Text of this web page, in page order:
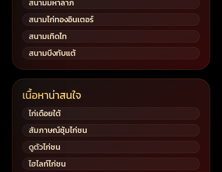
สนามมหาลาภ
สนามไก่ทองอินเตอร์
สนามเทิดไท
สนามบึงทับแต้
เนื้อหาน่าสนใจ
ไก่เดือยใต้
สัมภาษณ์ซุ้มไก่ชน
ดูตัวไก่ชน
ไฮไลท์ไก่ชน